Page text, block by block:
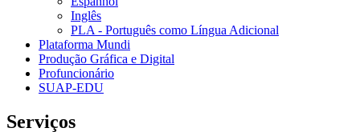
Inglês
PLA - Português como Língua Adicional
Plataforma Mundi
Produção Gráfica e Digital
Profuncionário
SUAP-EDU
Serviços